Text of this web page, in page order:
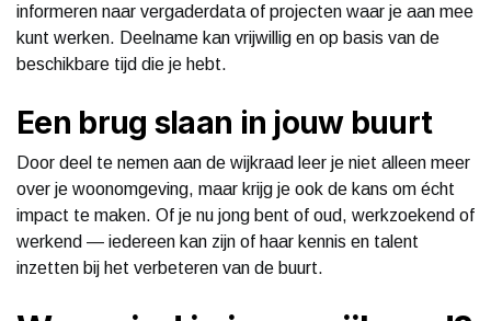
informeren naar vergaderdata of projecten waar je aan mee
kunt werken. Deelname kan vrijwillig en op basis van de
beschikbare tijd die je hebt.
Een brug slaan in jouw buurt
Door deel te nemen aan de wijkraad leer je niet alleen meer
over je woonomgeving, maar krijg je ook de kans om écht
impact te maken. Of je nu jong bent of oud, werkzoekend of
werkend — iedereen kan zijn of haar kennis en talent
inzetten bij het verbeteren van de buurt.